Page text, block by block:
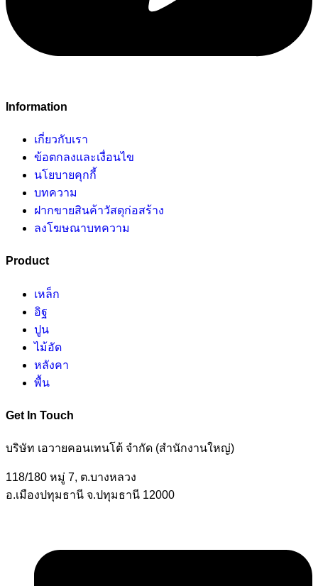
Information
เกี่ยวกับเรา
ข้อตกลงและเงื่อนไข
นโยบายคุกกี้
บทความ
ฝากขายสินค้าวัสดุก่อสร้าง
ลงโฆษณาบทความ
Product
เหล็ก
อิฐ
ปูน
ไม้อัด
หลังคา
พื้น
Get In Touch
บริษัท เอวายคอนเทนโต้ จำกัด (สำนักงานใหญ่)
118/180 หมู่ 7, ต.บางหลวง
อ.เมืองปทุมธานี จ.ปทุมธานี 12000